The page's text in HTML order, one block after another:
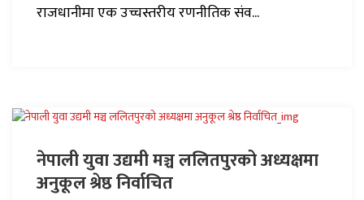
राजधानीमा एक उच्चस्तरीय रणनीतिक संव...
नेपाली युवा उद्यमी मञ्च ललितपुरको अध्यक्षमा
अनुकूल श्रेष्ठ निर्वाचित